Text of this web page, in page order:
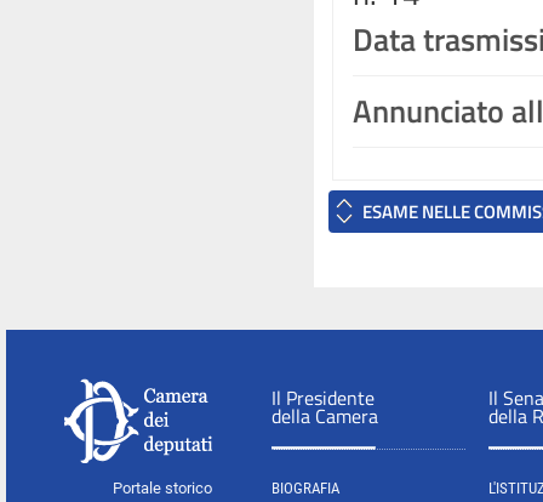
Data
Annunciato
ESAME NELLE
Portale storico
Il Presidente
della Camera
BIOGRAFIA
Il
della